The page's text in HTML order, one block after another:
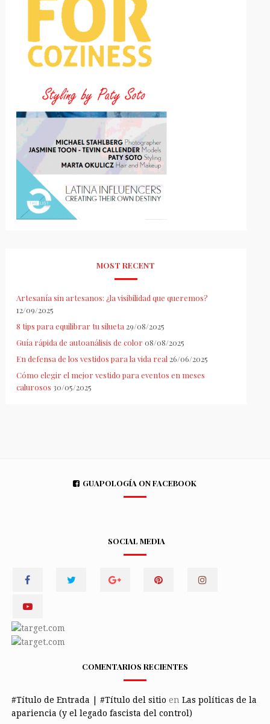
MOST RECENT
Artesanía sin artesanos: ¿la visibilidad que queremos?
12/09/2025
8 tips para equilibrar tu silueta 29/08/2025
Guía rápida de autoanálisis de color 08/08/2025
En defensa de los vestidos para la vida real 26/06/2025
Cómo elegir el mejor vestido para eventos en meses
calurosos 30/05/2025
GUAPOLOGÍA ON FACEBOOK
SOCIAL MEDIA
COMENTARIOS RECIENTES
#Título de Entrada | #Título del sitio en Las políticas de la
apariencia (y el legado fascista del control)